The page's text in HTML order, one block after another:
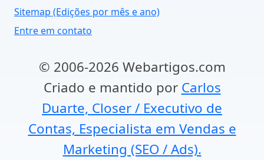
Sitemap (Edições por mês e ano)
Entre em contato
© 2006-2026 Webartigos.com
Criado e mantido por Carlos
Duarte, Closer / Executivo de
Contas, Especialista em Vendas e
Marketing (SEO / Ads).